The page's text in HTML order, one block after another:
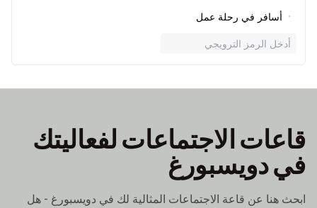
أسافر في رحلة عمل
أدخل الرمز الترويجي
قاعات الاجتماعات لفعاليتك
في دويسبورغ
ابحث هنا عن قاعة الاجتماعات المثالية لك في دويسبورغ - هل